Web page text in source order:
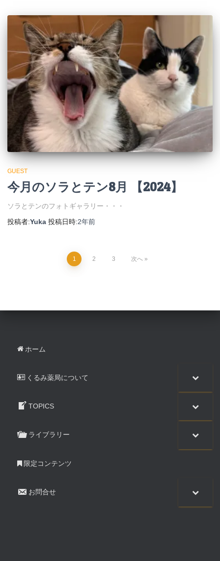
GUEST
今月のソラとテン8月 【2024】
ソラとテンのフォトギャラリー・・・
投稿者:Yuka 投稿日時:2年前
ー
ジ
1 2 3 次へ
ホーム
くるみ薬局について
TOPICS
ライブラリー
限定コンテンツ
お問合せ